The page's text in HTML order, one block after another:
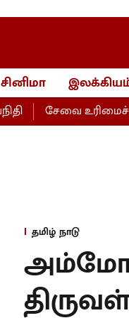
சினிமா
சேவை உரிமைச்
தமிழ் நாடு